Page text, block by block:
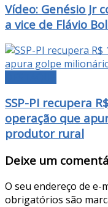
Vídeo: Genésio Jr
a vice de Flávio
SSP-PI recupera
operação que
produtor rural
Deixe um
O seu endereço de e-
obrigatórios são